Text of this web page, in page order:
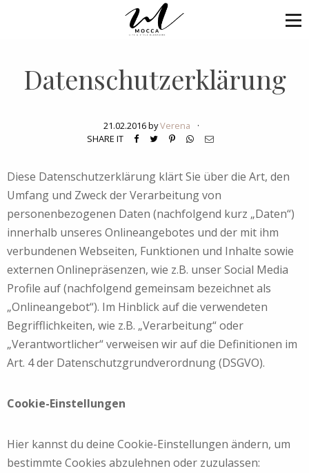
Datenschutzerklärung
21.02.2016 byVerena
·
SHARE IT
Diese Datenschutzerklärung klärt Sie über die Art, den
Umfang und Zweck der Verarbeitung von
personenbezogenen Daten (nachfolgend kurz „Daten“)
innerhalb unseres Onlineangebotes und der mit ihm
verbundenen Webseiten, Funktionen und Inhalte sowie
externen Onlinepräsenzen, wie z.B. unser Social Media
Profile auf (nachfolgend gemeinsam bezeichnet als
„Onlineangebot“). Im Hinblick auf die verwendeten
Begrifflichkeiten, wie z.B. „Verarbeitung“ oder
„Verantwortlicher“ verweisen wir auf die Definitionen im
Art. 4 der Datenschutzgrundverordnung (DSGVO).
Cookie-Einstellungen
Hier kannst du deine Cookie-Einstellungen ändern, um
bestimmte Cookies abzulehnen oder zuzulassen: